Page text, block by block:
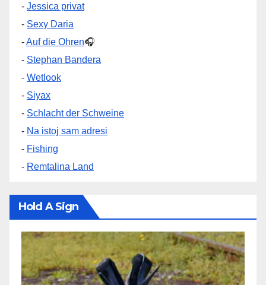
- Jessica privat
- Sexy Daria
-Auf die Ohren🎧
- Stephan Bandera
- Wetlook
- Siyax
- Schlacht der Schweine
- Na istoj sam adresi
- Fishing
- Remtalina Land
Hold A Sign